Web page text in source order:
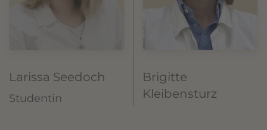
Larissa Seedoch
Studentin
Brigitte
Kleibensturz